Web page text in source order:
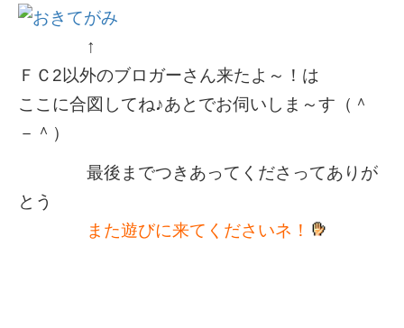
↑
ＦＣ2以外のブロガーさん来たよ～！は
ここに合図してね♪あとでお伺いしま～す（＾
－＾）
最後までつきあってくださってありが
とう
また遊びに来てくださいネ！